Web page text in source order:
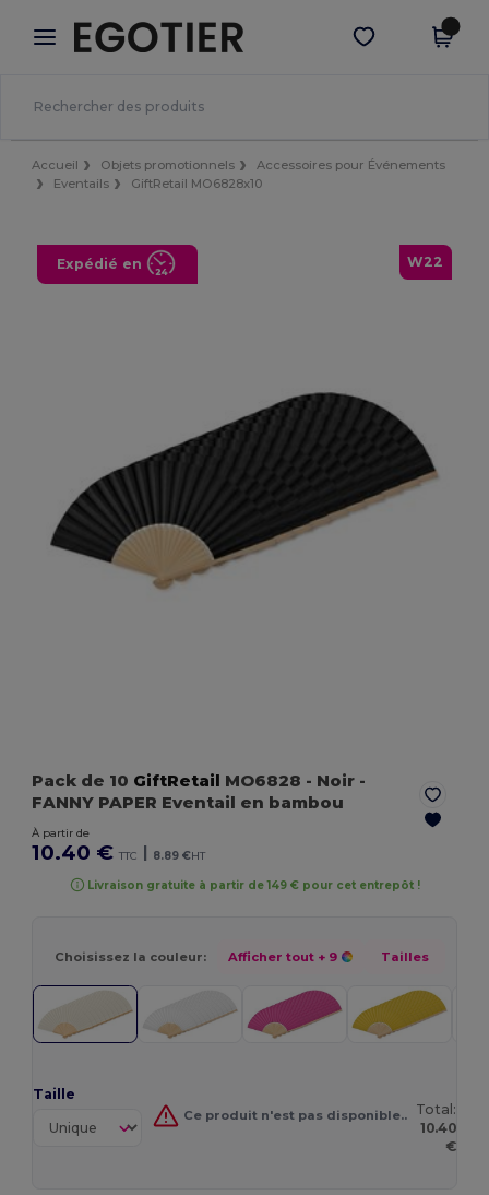
× Appli Egotier
Meilleurs prix sur l’app !
Obtenir l'appli
Accueil Objets promotionnels
Accessoires pour Événements
Eventails
GiftRetail MO6828x10
W22
Expédié en
Pack de 10 GiftRetail MO6828 - Noir -
FANNY PAPER Eventail en bambou
À partir de
10.40 € TTC | 8.89 €HT
Livraison gratuite à partir de 149 € pour cet entrepôt !
Choisissez la couleur: Afficher tout + 9 Tailles
Taille
Ce produit n'est pas disponible..
Total:
10.40
€